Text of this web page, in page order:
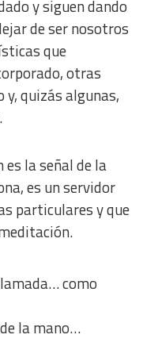
y siguen dando
de ser nosotros
que
otras
y, quizás algunas,
la señal de la
es un servidor
particulares y que
como
la mano…